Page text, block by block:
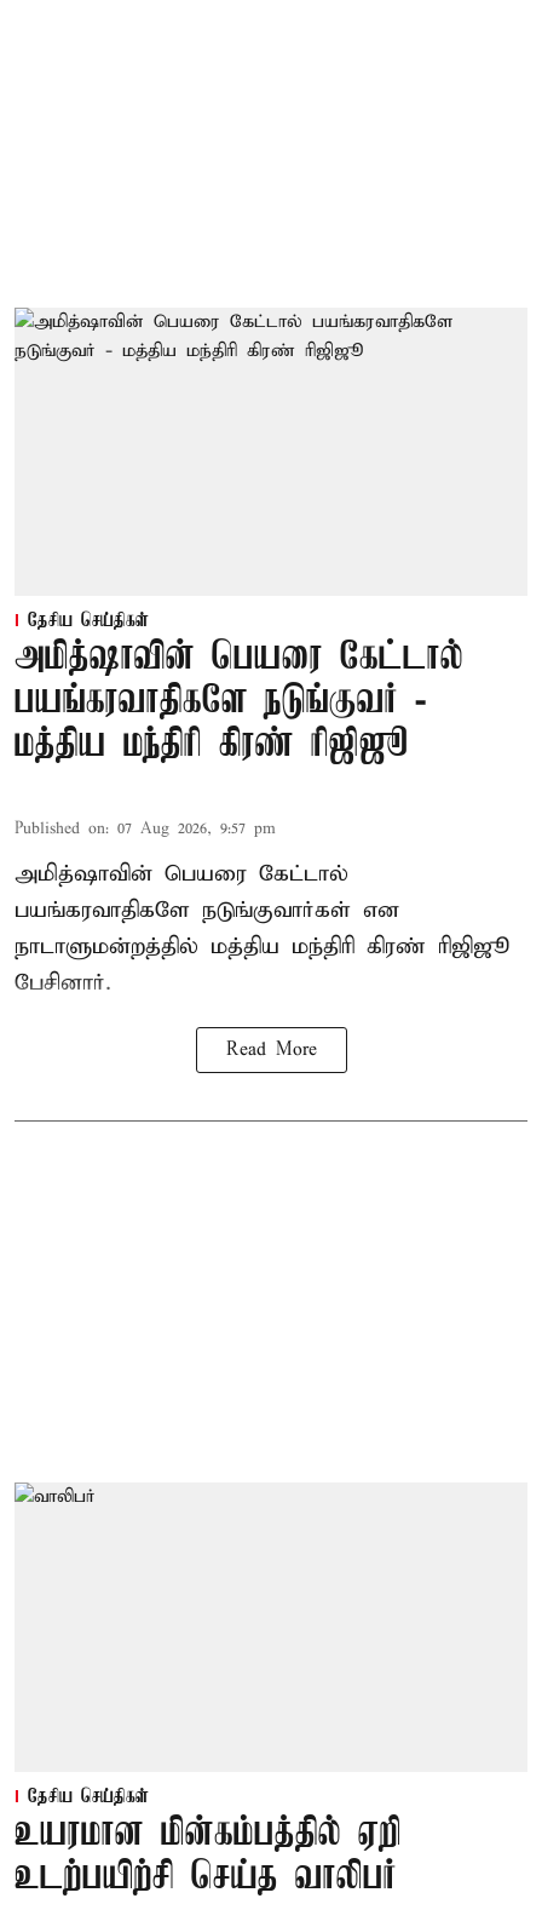
தேசிய செய்திகள்
அமித்ஷாவின் பெயரை கேட்டால்
பயங்கரவாதிகளே நடுங்குவர் -
மத்திய மந்திரி கிரண் ரிஜிஜூ
Published on: 07 Aug 2026, 9:57 pm
அமித்ஷாவின் பெயரை கேட்டால்
பயங்கரவாதிகளே நடுங்குவார்கள் என
நாடாளுமன்றத்தில் மத்திய மந்திரி கிரண் ரிஜிஜூ
பேசினார்.
Read More
தேசிய செய்திகள்
உயரமான மின்கம்பத்தில் ஏறி
உடற்பயிற்சி செய்த வாலிபர்